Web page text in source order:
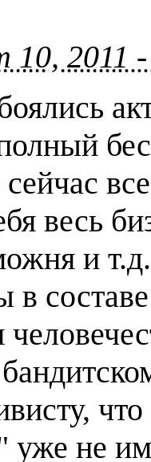
10, 2011
сейчас
весь
и
в
уже не